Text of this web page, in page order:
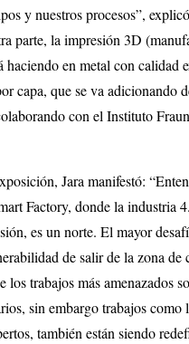
y nuestros procesos”,
parte, la impresión 3D
haciendo en metal con calidad
capa, que se va adicionando
con el Instituto
Jara manifestó:
Factory, donde la industria
es un norte. El mayor
de salir de la zona de
los trabajos más amenazados
sin embargo trabajos como
también están siendo